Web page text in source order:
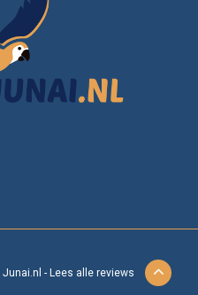
Junai.nl - Lees alle reviews